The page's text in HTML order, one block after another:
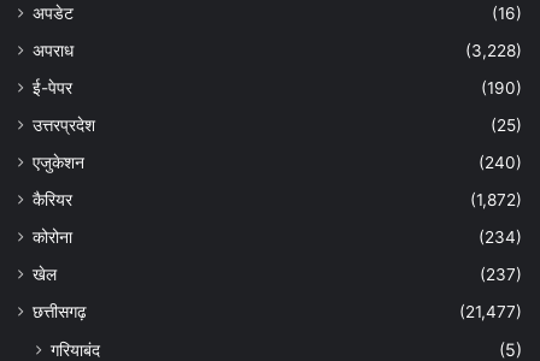
अपडेट
(16)
अपराध
(3,228)
ई-पेपर
(190)
उत्तरप्रदेश
(25)
एजुकेशन
(240)
कैरियर
(1,872)
कोरोना
(234)
खेल
(237)
छत्तीसगढ़
(21,477)
गरियाबंद
(5)